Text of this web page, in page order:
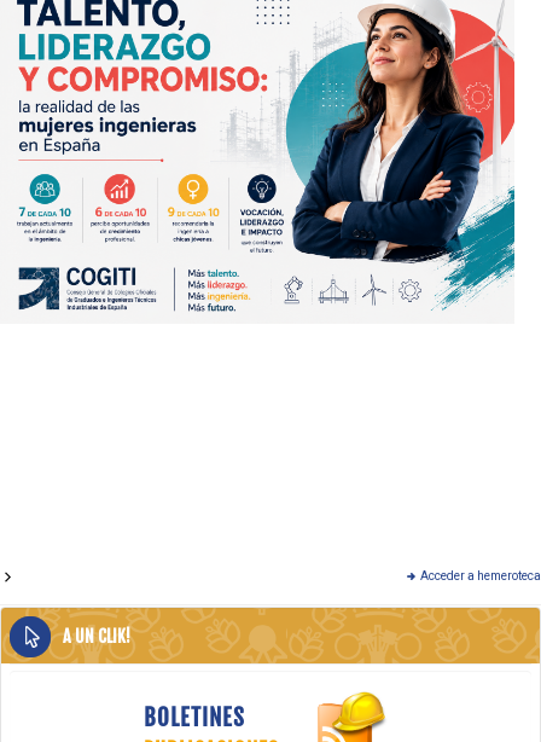
Acceder a hemeroteca
A UN CLIK!